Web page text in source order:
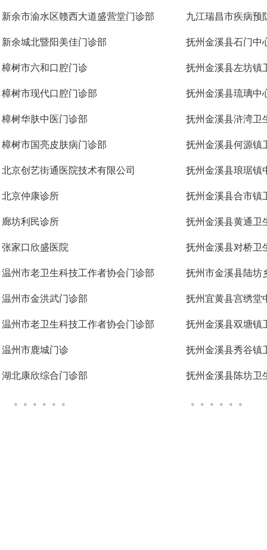
新余市渝水区赣西大道盛营堂门诊部
新余城北暨阳美佳门诊部
樟树市六和口腔门诊
樟树市现代口腔门诊部
樟树华肤中医门诊部
樟树市国亮皮肤病门诊部
北京创艺街通医院技术有限公司
北京仲康诊所
廊坊利民诊所
张家口欣盛医院
温州市老卫生科技工作者协会门诊部
温州市金洪武门诊部
温州市老卫生科技工作者协会门诊部
温州市鹿城门诊
湖北康欣综合门诊部
。。。。。。
九江瑞昌市疾病预
抚州金溪县石门中
抚州金溪县左坊镇
抚州金溪县琉璃中
抚州金溪县浒湾卫
抚州金溪县何源镇
抚州金溪县琅琚镇
抚州金溪县合市镇
抚州金溪县黄通卫
抚州金溪县对桥卫
抚州市金溪县陆坊
抚州宜黄县宫绣堂
抚州金溪县双塘镇
抚州金溪县秀谷镇
抚州金溪县陈坊卫
。。。。。。